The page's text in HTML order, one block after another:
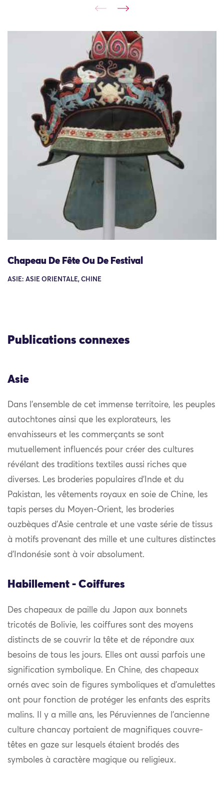
Chapeau De Fête Ou De Festival
ASIE: ASIE ORIENTALE, CHINE
Publications connexes
Asie
Dans l’ensemble de cet immense territoire, les peuples
autochtones ainsi que les explorateurs, les
envahisseurs et les commerçants se sont
mutuellement influencés pour créer des cultures
révélant des traditions textiles aussi riches que
diverses. Les broderies populaires d’Inde et du
Pakistan, les vêtements royaux en soie de Chine, les
tapis perses du Moyen-Orient, les broderies
ouzbèques d’Asie centrale et une vaste série de tissus
à motifs provenant des mille et une cultures distinctes
d’Indonésie sont à voir absolument.
Habillement - Coiffures
Des chapeaux de paille du Japon aux bonnets
tricotés de Bolivie, les coiffures sont des moyens
distincts de se couvrir la tête et de répondre aux
besoins de tous les jours. Elles ont aussi parfois une
signification symbolique. En Chine, des chapeaux
ornés avec soin de figures symboliques et d’amulettes
ont pour fonction de protéger les enfants des esprits
malins. Il y a mille ans, les Péruviennes de l’ancienne
culture chancay portaient de magnifiques couvre-
têtes en gaze sur lesquels étaient brodés des
symboles à caractère magique ou religieux.